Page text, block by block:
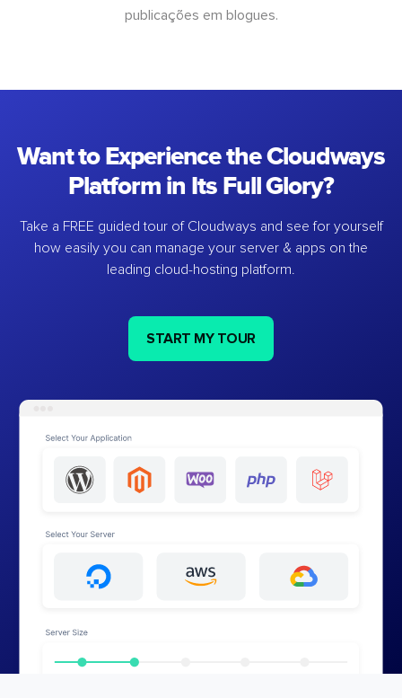
publicações em blogues.
Want to Experience the Cloudways
Platform in Its Full Glory?
Take a FREE guided tour of Cloudways and see for yourself
how easily you can manage your server & apps on the
leading cloud-hosting platform.
START MY TOUR